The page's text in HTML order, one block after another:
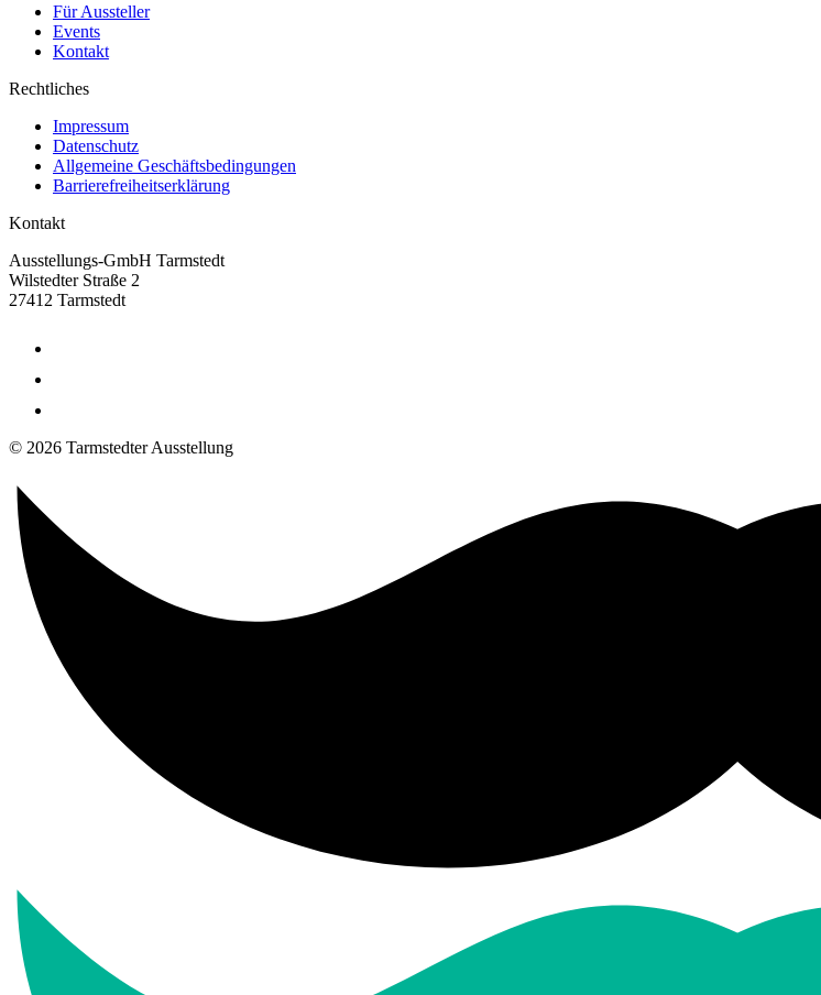
Für Aussteller
Events
Kontakt
Rechtliches
Impressum
Datenschutz
Allgemeine Geschäftsbedingungen
Barrierefreiheitserklärung
Kontakt
Ausstellungs-GmbH Tarmstedt
Wilstedter Straße 2
27412 Tarmstedt
© 2026 Tarmstedter Ausstellung